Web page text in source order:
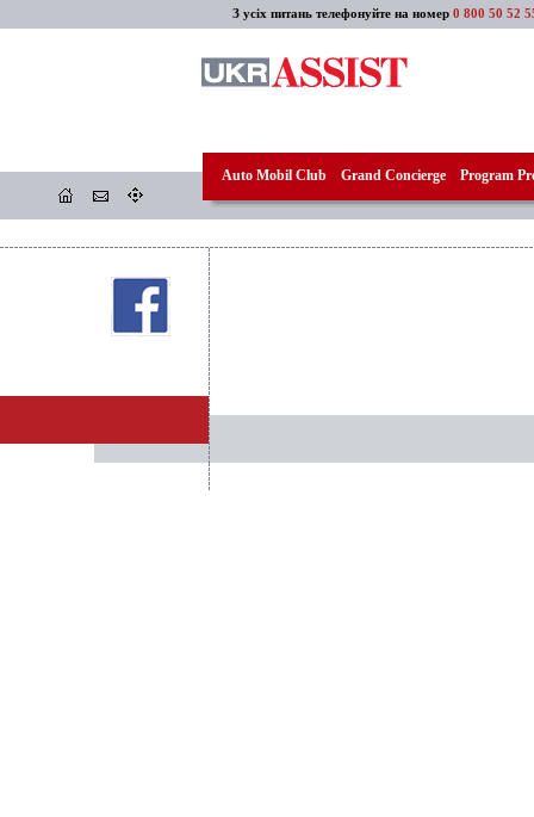
З усіх питань телефонуйте на номер 0 800 50 52
Auto Mobil Club Grand Concierge Program